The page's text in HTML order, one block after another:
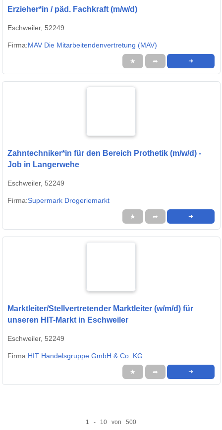
Erzieher*in / päd. Fachkraft (m/w/d)
Eschweiler, 52249
Firma:MAV Die Mitarbeitendenvertretung (MAV)
★ ➦ ➜
Zahntechniker*in für den Bereich Prothetik (m/w/d) -
Job in Langerwehe
Eschweiler, 52249
Firma:Supermark Drogeriemarkt
★ ➦ ➜
Marktleiter/Stellvertretender Marktleiter (w/m/d) für
unseren HIT-Markt in Eschweiler
Eschweiler, 52249
Firma:HIT Handelsgruppe GmbH & Co. KG
★ ➦ ➜
1 - 10 von 500